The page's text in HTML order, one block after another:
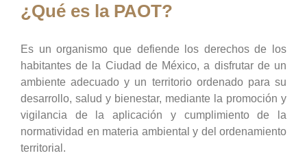
¿Qué es la PAOT?
Es un organismo que defiende los derechos de los
habitantes de la Ciudad de México, a disfrutar de un
ambiente adecuado y un territorio ordenado para su
desarrollo, salud y bienestar, mediante la promoción y
vigilancia de la aplicación y cumplimiento de la
normatividad en materia ambiental y del ordenamiento
territorial.